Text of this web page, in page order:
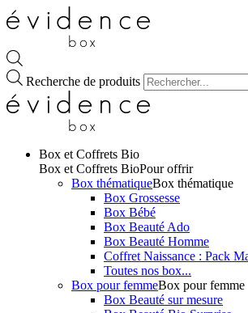
Recherche de produits
Box et Coffrets Bio
Box et Coffrets BioPour offrir
Box thématiqueBox thématique
Box Grossesse
Box Bébé
Box Beauté Ado
Box Beauté Homme
Coffret Naissance : Pack
Toutes nos box...
Box pour femmeBox pour femme
Box Beauté sur mesure